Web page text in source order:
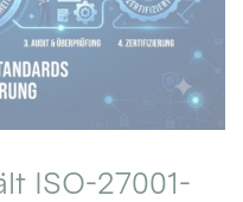
ISO-27001-